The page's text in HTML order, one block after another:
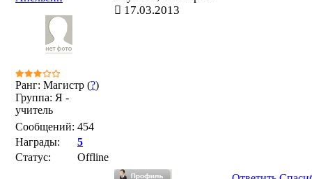
Ранг: Магистр (?)
Группа: Я -
учитель
Сообщений: 454
Награды:
5
Статус:
Offline
17.03.2013